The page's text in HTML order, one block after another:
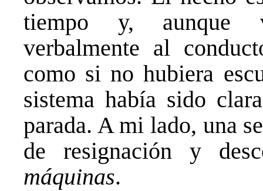
tiempo y, aunque
verbalmente al
como si no hubiera
sistema había sido
parada. A mi lado, una
de resignación y
máquinas.